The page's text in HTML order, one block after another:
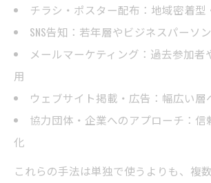
チラシ・ポスター配布：地域密着型
SNS告知：若年層やビジネスパーソ
メールマーケティング：過去参加者
用
ウェブサイト掲載・広告：幅広い層
協力団体・企業へのアプローチ：信
化
これらの手法は単独で使うよりも、複